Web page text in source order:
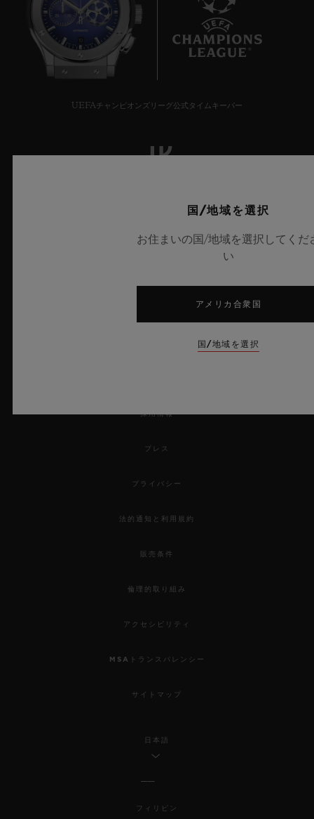
UEFAチャンピオンズリーグ公式タイムキーパー
サービス
採用情報
プレス
プライバシー
法的通知と利用規約
販売条件
倫理的取り組み
アクセシビリティ
MSAトランスパレンシー
サイトマップ
日本語
フィリピン
国/地域を選択
お住まいの国/地域を選択してくだ
い
アメリカ合衆国
国/地域を選択